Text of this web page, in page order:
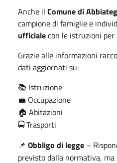
Anche il Comune di
campione di famiglie e
ufficialecon le istruzioni per
Grazie alle informazioni
dati aggiornati su:
📚 Istruzione
💼 Occupazione
🏠 Abitazioni
🚍 Trasporti
📌 Obbligo di legge –
previsto dalla normativa,